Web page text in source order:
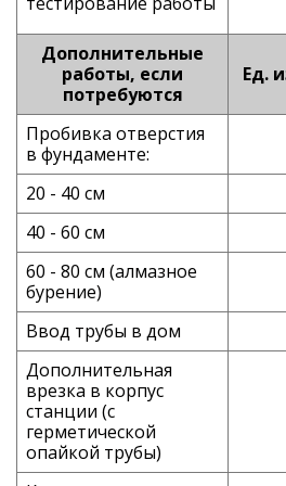
Дополнительные
работы, если
потребуются
Ед.
Пробивка отверстия
в фундаменте:
20 - 40 см
40 - 60 см
60 - 80 см (алмазное
бурение)
Ввод трубы в дом
Дополнительная
врезка в корпус
станции (с
герметической
опайкой трубы)